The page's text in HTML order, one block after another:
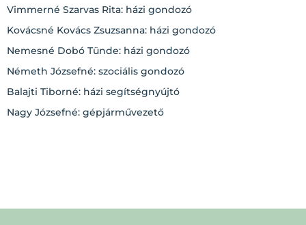
Vimmerné Szarvas Rita: házi gondozó
Kovácsné Kovács Zsuzsanna: házi gondozó
Nemesné Dobó Tünde: házi gondozó
Németh Józsefné: szociális gondozó
Balajti Tiborné: házi segítségnyújtó
Nagy Józsefné: gépjárművezető